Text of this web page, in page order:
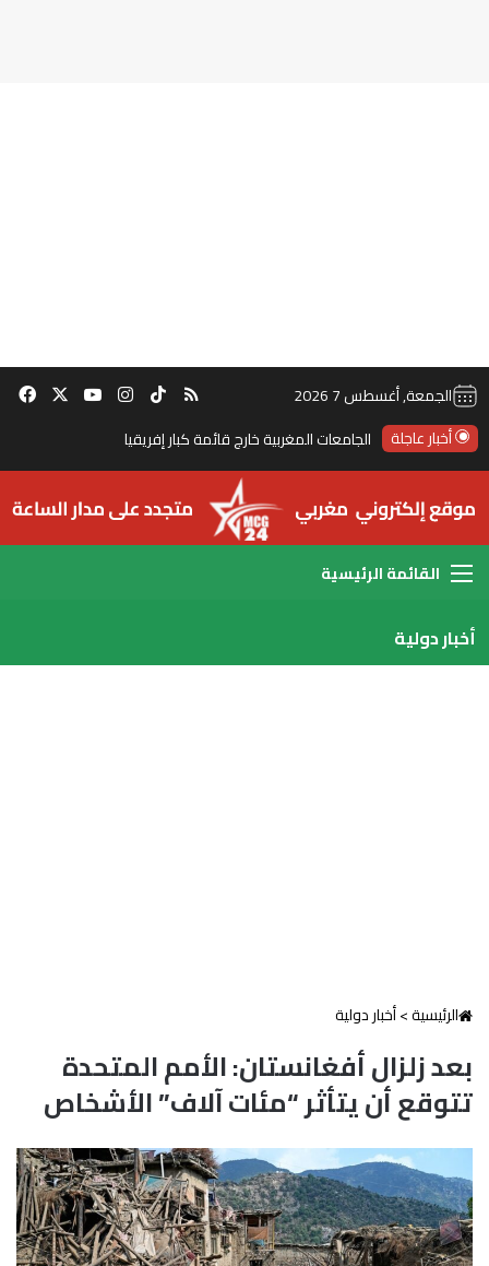
الجمعة, أغسطس 7 2026 ‫YouTubeانستقرام‫TikTok
ملخص الموقع RSS
أخبار عاجلة الجامعات المغربية خارج قائمة كبار إفريقيا
القائمة
أخبار دولية
الرئيسية>أخبار دولية
بعد زلزال أفغانستان: الأمم المتحدة
تتوقع أن يتأثر “مئات آلاف” الأشخاص